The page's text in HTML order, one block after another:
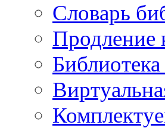
Словарь
Продление